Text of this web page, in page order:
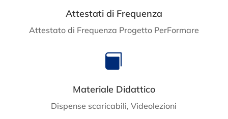
Attestati di Frequenza
Attestato di Frequenza Progetto PerFormare

Materiale Didattico
Dispense scaricabili, Videolezioni